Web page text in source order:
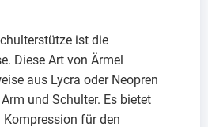
ist die
Diese Art von Ärmel
aus Lycra oder Neopren
und Schulter. Es bietet
für den